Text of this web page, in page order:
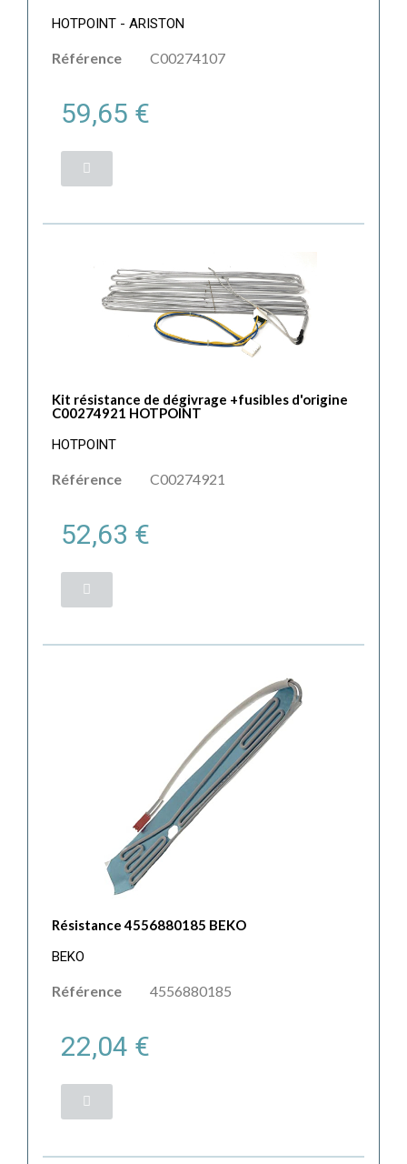
HOTPOINT - ARISTON
Référence C00274107
59,65 €
Kit résistance de dégivrage +fusibles d'origine
C00274921 HOTPOINT
HOTPOINT
Référence C00274921
52,63 €
Résistance 4556880185 BEKO
BEKO
Référence 4556880185
22,04 €